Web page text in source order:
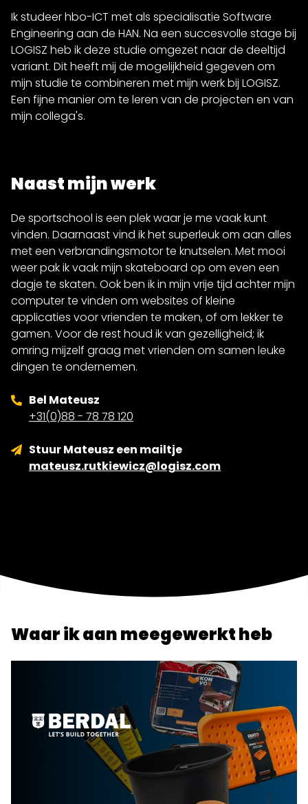
Ik studeer hbo-ICT met als specialisatie Software
Engineering aan de HAN. Na een succesvolle stage bij
LOGISZ heb ik deze studie omgezet naar de deeltijd
variant. Dit heeft mij de mogelijkheid gegeven om
mijn studie te combineren met mijn werk bij LOGISZ.
Een fijne manier om te leren van de projecten en van
mijn collega's.
Naast mijn werk
De sportschool is een plek waar je me vaak kunt
vinden. Daarnaast vind ik het superleuk om aan alles
met een verbrandingsmotor te knutselen. Met mooi
weer pak ik vaak mijn skateboard op om even een
dagje te skaten. Ook ben ik in mijn vrije tijd achter mijn
computer te vinden om websites of kleine
applicaties voor vrienden te maken, of om lekker te
gamen. Voor de rest houd ik van gezelligheid; ik
omring mijzelf graag met vrienden om samen leuke
dingen te ondernemen.
Bel Mateusz
+31(0)88 - 78 78 120
Stuur Mateusz een mailtje
mateusz.rutkiewicz@logisz.com
Waar ik aan meegewerkt heb